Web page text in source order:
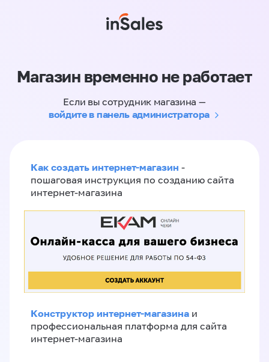
Магазин временно не работает
Если вы сотрудник магазина —
войдите в панель администратора
Как создать интернет-магазин -
пошаговая инструкция по созданию сайта
интернет-магазина
Конструктор интернет-магазина и
профессиональная платформа для сайта
интернет-магазина